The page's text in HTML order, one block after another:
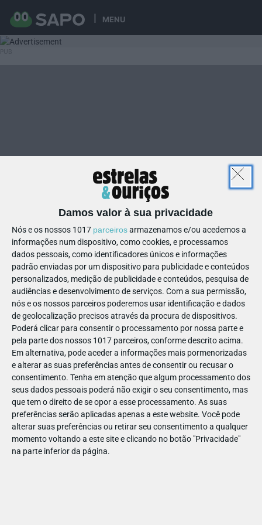
MENU
Damos valor à sua privacidade
Nós e os nossos 1017 parceirosarmazenamos e/ou acedemos a
informações num dispositivo, como cookies, e processamos
dados pessoais, como identificadores únicos e informações
padrão enviadas por um dispositivo para publicidade e conteúdos
personalizados, medição de publicidade e conteúdos, pesquisa de
audiências e desenvolvimento de serviços. Com a sua permissão,
nós e os nossos parceiros poderemos usar identificação e dados
de geolocalização precisos através da procura de dispositivos.
Poderá clicar para consentir o processamento por nossa parte e
pela parte dos nossos 1017 parceiros, conforme descrito acima.
Em alternativa, pode aceder a informações mais pormenorizadas
e alterar as suas preferências antes de consentir ou recusar o
consentimento. Tenha em atenção que algum processamento dos
seus dados pessoais poderá não exigir o seu consentimento, mas
que tem o direito de se opor a esse processamento. As suas
preferências serão aplicadas apenas a este website. Você pode
alterar suas preferências ou retirar seu consentimento a qualquer
momento voltando a este site e clicando no botão "Privacidade"
na parte inferior da página.
11
12272597982368